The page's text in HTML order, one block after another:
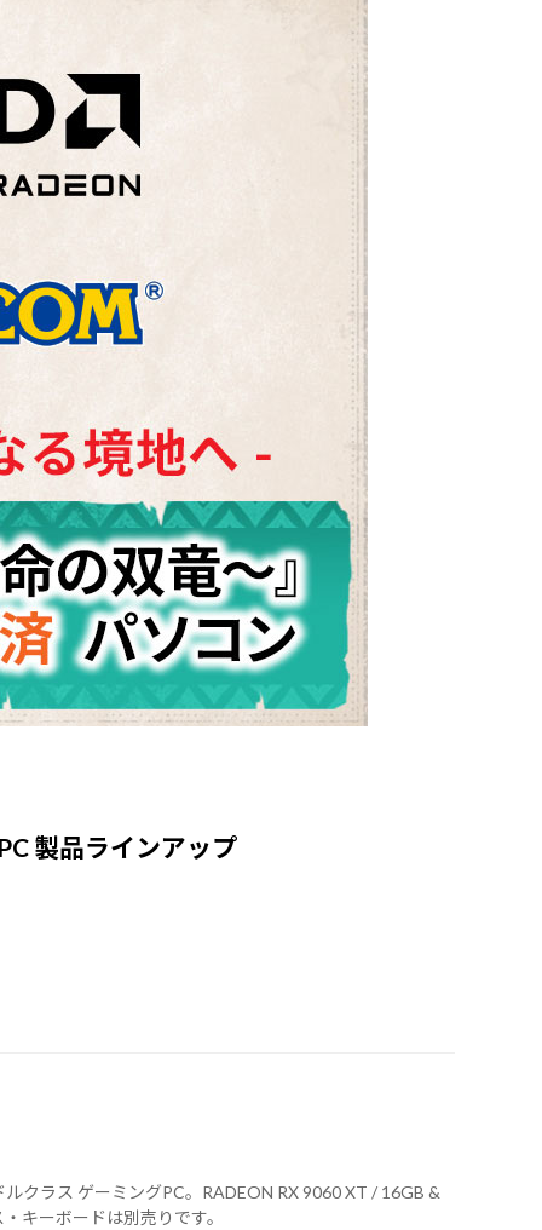
製品ラインアップ
クラス ゲーミングPC。RADEON RX 9060 XT / 16GB &
キーボードは別売りです。